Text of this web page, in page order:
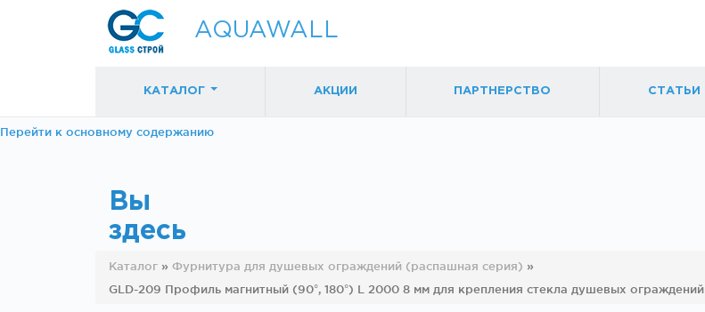
Перейти к основному содержанию
AQUAWALL
КАТАЛОГ
раздвижных
дверей (закрытые
раздвижных
дверей (открытые
маятниковых
дверей
АКЦИИ ПАРТНЕРСТВО СТАТЬИ
Вы
здесь
Каталог » Фурнитура для душевых ограждений (распашная серия) »
GLD-209 Профиль магнитный (90°, 180°) L 2000 8 мм для крепления стекла душевых ограждений